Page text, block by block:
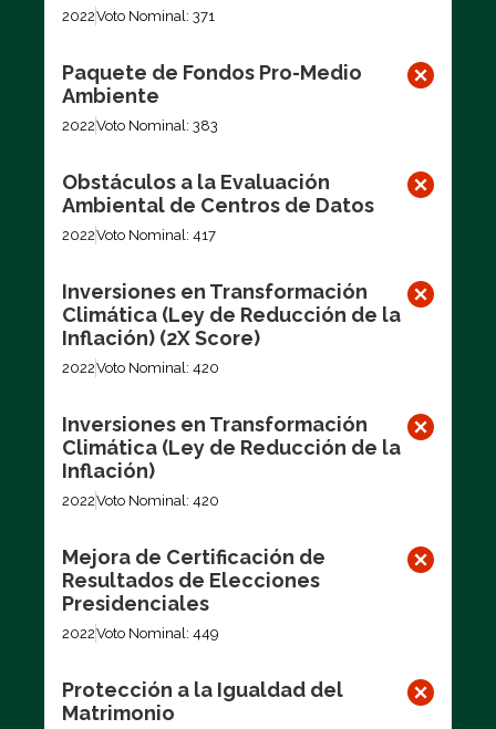
2022Voto Nominal: 371
Paquete de Fondos Pro-Medio
Ambiente
2022Voto Nominal: 383
Obstáculos a la Evaluación
Ambiental de Centros de Datos
2022Voto Nominal: 417
Inversiones en Transformación
Climática (Ley de Reducción de la
Inflación) (2X Score)
2022Voto Nominal: 420
Inversiones en Transformación
Climática (Ley de Reducción de la
Inflación)
2022Voto Nominal: 420
Mejora de Certificación de
Resultados de Elecciones
Presidenciales
2022Voto Nominal: 449
Protección a la Igualdad del
Matrimonio